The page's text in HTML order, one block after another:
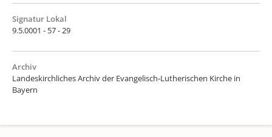
Signatur Lokal
9.5.0001 - 57 - 29
Archiv
Landeskirchliches Archiv der Evangelisch-Lutherischen Kirche in
Bayern